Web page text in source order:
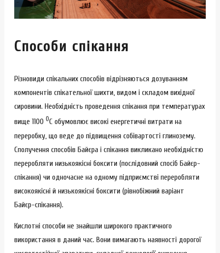
Способи спікання
Різновиди спікальних способів відрізняються дозуванням
компонентів спікательної шихти, видом і складом вихідної
сировини. Необхідність проведення спікання при температурах
вище 1100 0С обумовлює високі енергетичні витрати на
переробку, що веде до підвищення собівартості глинозему.
Сполучення способів Байєра і спікання викликано необхідністю
переробляти низькоякісні боксити (послідовний спосіб Байєр-
спікання) чи одночасне на одному підприємстві переробляти
високоякісні й низькоякісні боксити (рівнобіжний варіант
Байєр-спікання).
Кислотні способи не знайшли широкого практичного
використання в даний час. Вони вимагають наявності дорогої